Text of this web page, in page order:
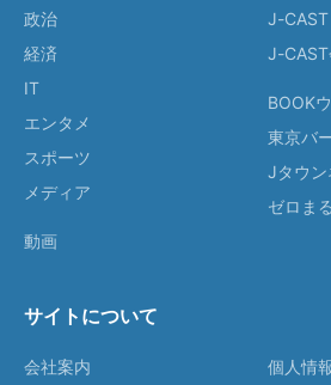
政治
経済
IT
エンタメ
スポーツ
メディア
動画
J-CAST
J-
BOOK
東京バ
Jタウン
ゼロまる
サイトについて
会社案内
個人情